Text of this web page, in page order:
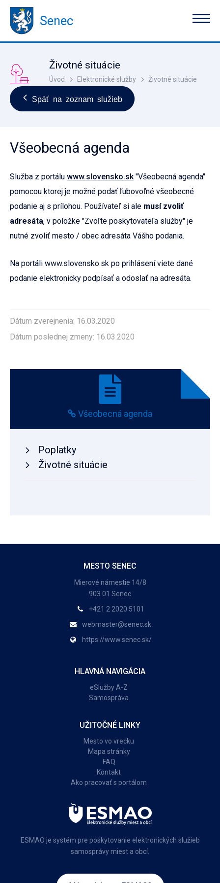
Senec
Životné situácie
Úvod Elektronické služby Životné situácie
Späť na zoznam služieb
Všeobecná agenda
Služba z portálu www.slovensko.sk"Všeobecná agenda"
pomocou ktorej je možné podať ľubovoľné všeobecné
podanie aj s prílohou. Používateľ si ale musí zvoliť
adresáta, v položke "Zvoľte poskytovateľa služby" je
nutné zvoliť mesto / obec adresáta Vášho podania.
Na portáli www.slovensko.sk po prihlásení viete dané
podanie elektronicky podpísať a odoslať na adresáta.
Dátum zverejnenia: 16.03.2020
Dátum poslednej zmeny: 16.03.2020
Všeobecná agenda
Poplatky
Životné situácie
MESTO SENEC
Mierové námestie 14/8
903 01 Senec
+421 2 2020 5101
webmaster@senec.sk
https://www.senec.sk/
HLAVNÁ NAVIGÁCIA
eSlužby A-Z
Samospráva
UŽITOČNÉ LINKY
Mesto vo vrecku
Mapa stránky
FAQ
Kontakt
Ako pracovať s portálom
ESMAO je systém pre poskytovanie elektronických služieb
samosprávy miest a obcí.